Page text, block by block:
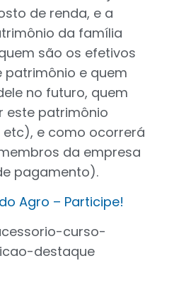
de renda, e a
da família
são os efetivos
e quem
no futuro, quem
este patrimônio
etc), e como ocorrerá
da empresa
pagamento).
Agro – Participe!